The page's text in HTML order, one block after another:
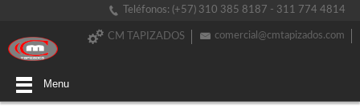
Teléfonos: (+57) 310 385 8187 - 311 774 4814
comercial@cmtapizados.com
CM TAPIZADOS
Menu